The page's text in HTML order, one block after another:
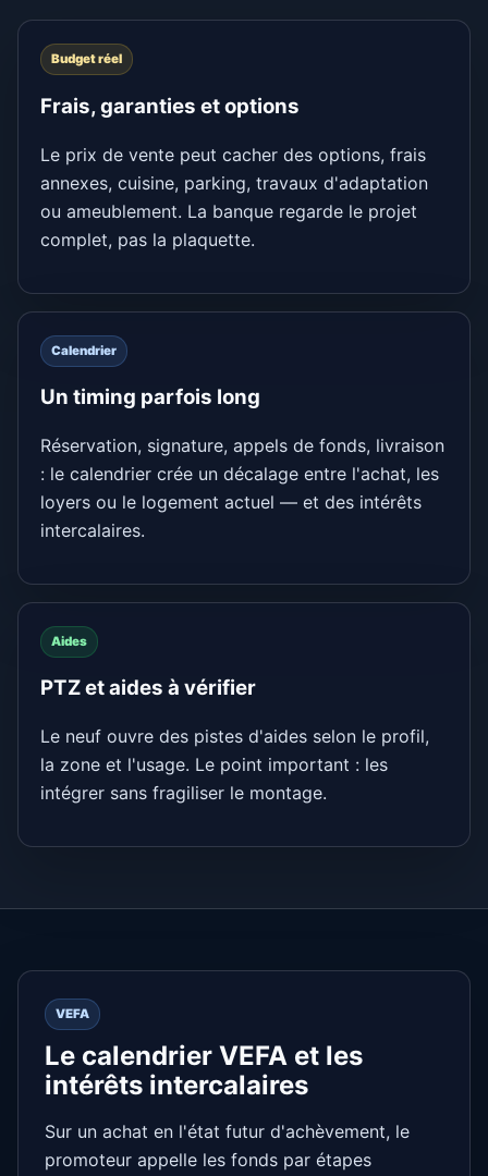
Budget réel
Frais, garanties et options
Le prix de vente peut cacher des options, frais
annexes, cuisine, parking, travaux d'adaptation
ou ameublement. La banque regarde le projet
complet, pas la plaquette.
Calendrier
Un timing parfois long
Réservation, signature, appels de fonds, livraison
: le calendrier crée un décalage entre l'achat, les
loyers ou le logement actuel — et des intérêts
intercalaires.
Aides
PTZ et aides à vérifier
Le neuf ouvre des pistes d'aides selon le profil,
la zone et l'usage. Le point important : les
intégrer sans fragiliser le montage.
VEFA
Le calendrier VEFA et les
intérêts intercalaires
Sur un achat en l'état futur d'achèvement, le
promoteur appelle les fonds par étapes